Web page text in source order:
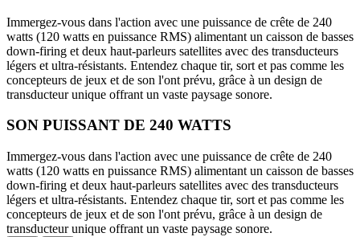
Immergez-vous dans l'action avec une puissance de crête de 240
watts (120 watts en puissance RMS) alimentant un caisson de basses
down-firing et deux haut-parleurs satellites avec des transducteurs
légers et ultra-résistants. Entendez chaque tir, sort et pas comme les
concepteurs de jeux et de son l'ont prévu, grâce à un design de
transducteur unique offrant un vaste paysage sonore.
SON PUISSANT DE 240 WATTS
Immergez-vous dans l'action avec une puissance de crête de 240
watts (120 watts en puissance RMS) alimentant un caisson de basses
down-firing et deux haut-parleurs satellites avec des transducteurs
légers et ultra-résistants. Entendez chaque tir, sort et pas comme les
concepteurs de jeux et de son l'ont prévu, grâce à un design de
transducteur unique offrant un vaste paysage sonore.